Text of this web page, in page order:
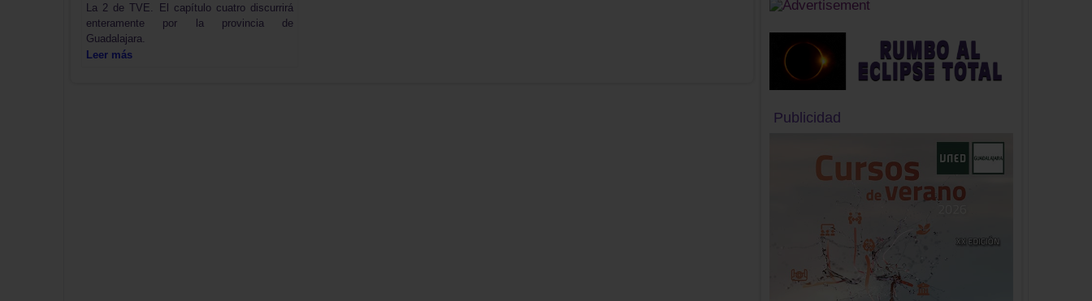
La 2 de TVE. El capítulo cuatro discurrirá
enteramente por la provincia de
Guadalajara.
Leer más
Publicidad